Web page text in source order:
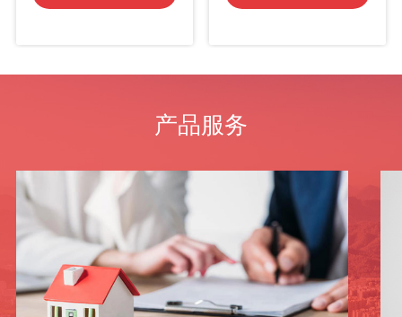
产品服务